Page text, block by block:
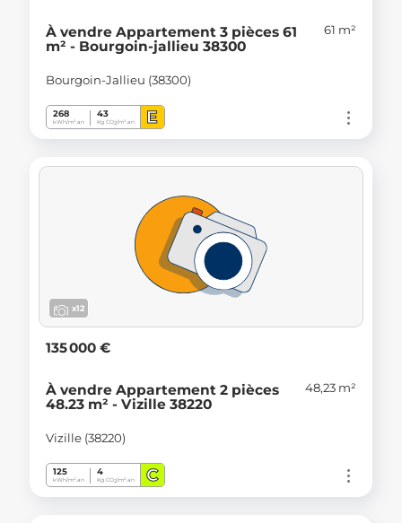
À vendre Appartement 3 pièces 61
m² - Bourgoin-jallieu 38300
61 m²
Bourgoin-Jallieu (38300)
268
kWh/m².an
43
Kg CO2/m².an E
x12
135 000 €
À vendre Appartement 2 pièces
48.23 m² - Vizille 38220
48,23 m²
Vizille (38220)
125
kWh/m².an
4
Kg CO2/m².an C